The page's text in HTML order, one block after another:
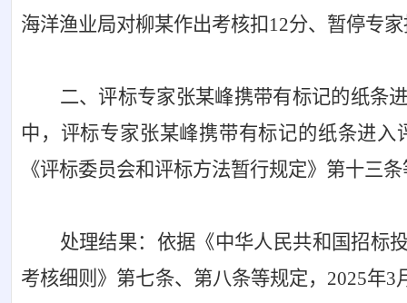
海洋渔业局对柳某作出考核扣12分、暂停专
二、评标专家张某峰携带有标记的纸条
中，评标专家张某峰携带有标记的纸条进
《评标委员会和评标方法暂行规定》第十三
处理结果：依据《中华人民共和国招标
考核细则》第七条、第八条等规定， 2025年3